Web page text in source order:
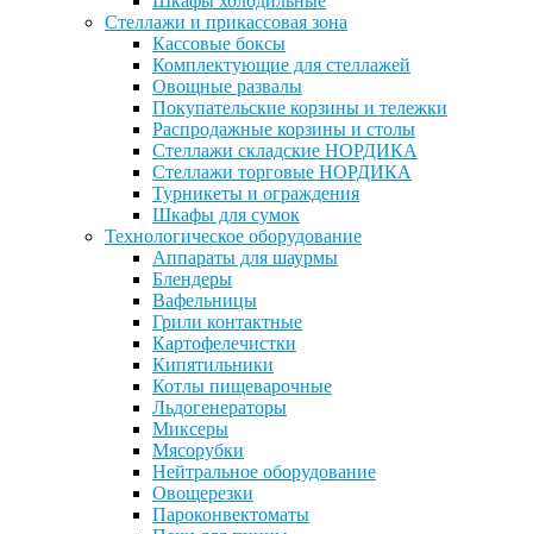
Стеллажи и прикассовая зона
Кассовые боксы
Комплектующие для стеллажей
Овощные развалы
Покупательские корзины и тележки
Распродажные корзины и столы
Стеллажи складские НОРДИКА
Стеллажи торговые НОРДИКА
Турникеты и ограждения
Шкафы для сумок
Технологическое оборудование
Аппараты для шаурмы
Блендеры
Вафельницы
Грили контактные
Картофелечистки
Кипятильники
Котлы пищеварочные
Льдогенераторы
Миксеры
Мясорубки
Нейтральное оборудование
Овощерезки
Пароконвектоматы